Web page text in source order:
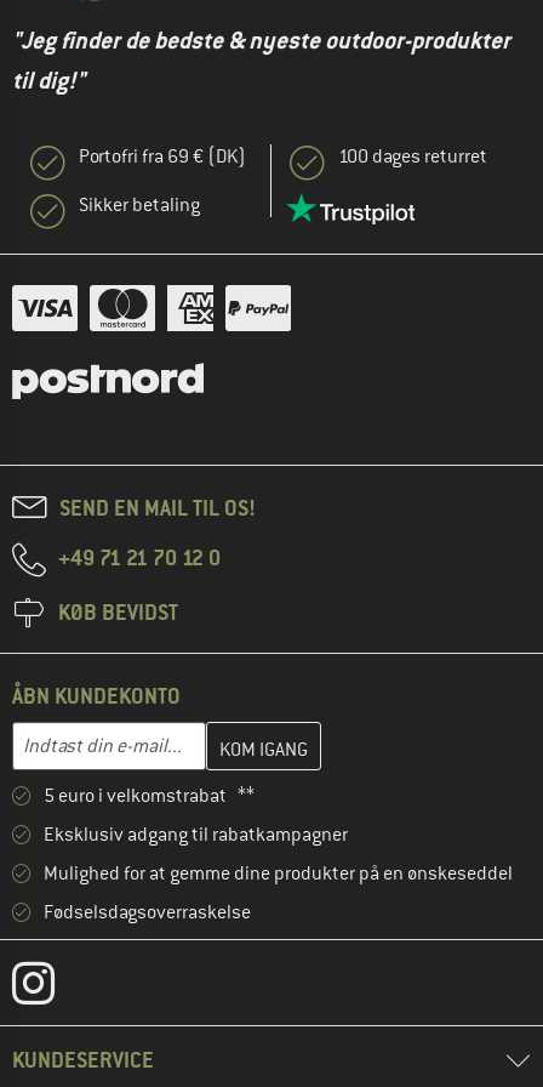
"Jeg finder de bedste & nyeste outdoor-produkter
til dig!"
Portofri fra 69 € (DK)
Sikker betaling
100 dages returret
SEND EN MAIL TIL OS!
+49 71 21 70 12 0
KØB BEVIDST
ÅBN KUNDEKONTO
E-mail-adresse
Indtast din e-mailadresse her, og opret i næste trin din
5 euro i velkomstrabat **
Eksklusiv adgang til rabatkampagner
Mulighed for at gemme dine produkter på en ønskeseddel
Fødselsdagsoverraskelse
KUNDESERVICE